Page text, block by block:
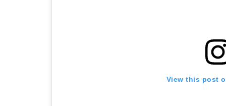
View this post